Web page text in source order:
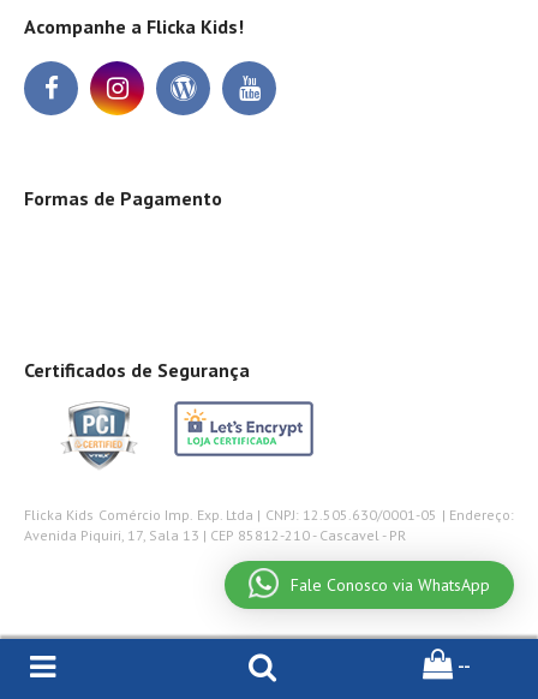
--
Acompanhe a Flicka Kids!
Formas de Pagamento
Certificados de Segurança
Flicka Kids Comércio Imp. Exp. Ltda | CNPJ: 12.505.630/0001-05 | Endereço:
Avenida Piquiri, 17, Sala 13 | CEP 85812-210 - Cascavel - PR
Fale Conosco via WhatsApp